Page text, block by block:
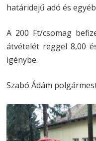
határidejű adó és
A 200 Ft/csomag
átvételét reggel 8,00
igénybe.
Szabó Ádám